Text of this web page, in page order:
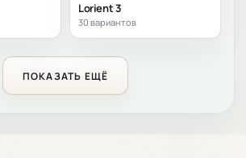
Lorient 3
30 вариантов
ПОКАЗАТЬ ЕЩЁ